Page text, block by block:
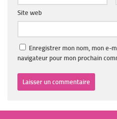
Site web
Enregistrer mon nom, mon e-
navigateur pour mon prochain